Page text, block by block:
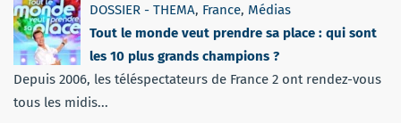
DOSSIER - THEMA, France, Médias
Tout le monde veut prendre sa place : qui sont
les 10 plus grands champions ?
Depuis 2006, les téléspectateurs de France 2 ont rendez-vous
tous les midis...